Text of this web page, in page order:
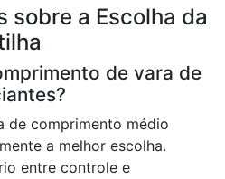
sobre a Escolha da
de vara de
de comprimento médio
a melhor escolha.
entre controle e